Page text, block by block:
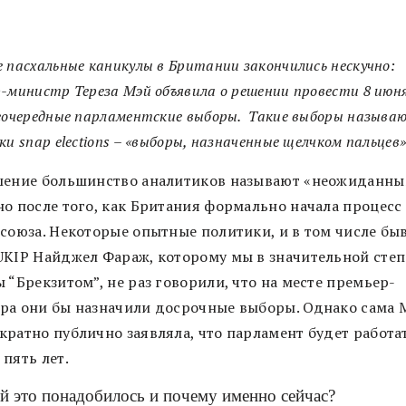
пасхальные каникулы в Британии закончились нескучно:
министр Тереза Мэй объявила о решении провести 8
парламентские выборы. Такие выборы
snap elections – «выборы, назначенные щелчком
большинство аналитиков называют
после того, как Британия формально начала
Некоторые опытные политики, и в том числе
Найджел Фараж, которому мы в значительной
“Брекзитом”, не раз говорили, что на месте премьер-
они бы назначили досрочные выборы. Однако сама
публично заявляла, что парламент будет
лет.
это понадобилось и почему именно сейчас?